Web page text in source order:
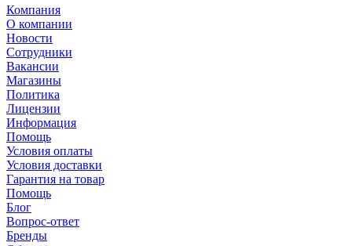
Компания
О компании
Новости
Сотрудники
Вакансии
Магазины
Политика
Лицензии
Информация
Помощь
Условия оплаты
Условия доставки
Гарантия на товар
Помощь
Блог
Вопрос-ответ
Бренды